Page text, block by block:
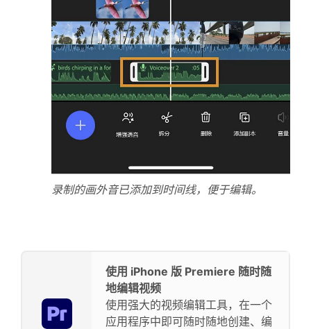
录制的画外音已添加到时间线，便于编辑。
使用 iPhone 版 Premiere 随时随
地编辑视频
使用强大的视频编辑工具，在一个
应用程序中即可随时随地创建、编